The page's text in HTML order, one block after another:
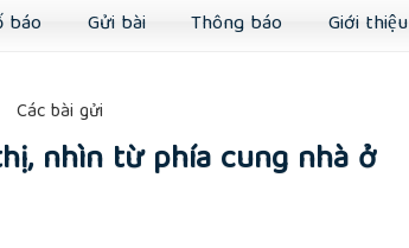
báo Gửi bài Thông báo Giới thiệu
Các bài gửi
nhìn từ phía cung nhà ở